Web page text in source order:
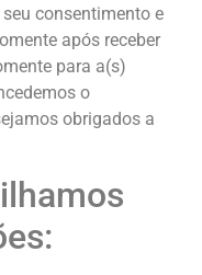
consentimento e
após receber
para a(s)
o
obrigados a